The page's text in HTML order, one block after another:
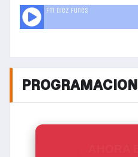
PROGRAMACION